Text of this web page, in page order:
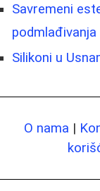
Savremeni
podmlađivanja
Silikoni u
O nama |